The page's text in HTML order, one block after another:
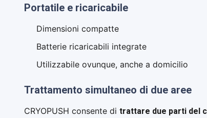
Portatile e ricaricabile
Dimensioni compatte
Batterie ricaricabili integrate
Utilizzabile ovunque, anche a domicilio
Trattamento simultaneo di due aree
CRYOPUSH consente di trattare due parti del